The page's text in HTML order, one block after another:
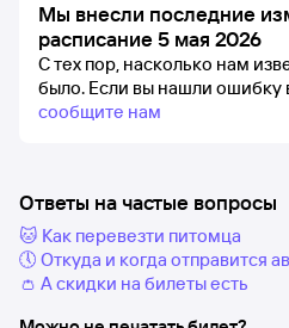
Мы внесли последние
расписание 5 мая 2026
С тех пор, насколько нам
было. Если вы нашли ошибку
сообщите нам
Ответы на частые вопросы
🐱 Как перевезти питомца
🕔 Откуда и когда отправится
👛 А скидки на билеты есть